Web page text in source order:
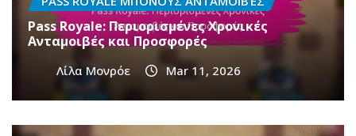
Pass Royale: Περιορισμένες Χρονικές
Ανταμοιβές και Προσφορές
Λίλα Μονρόε Mar 11, 2026